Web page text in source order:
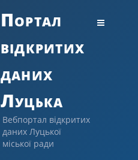
Портал
відкритих
даних
Луцька
Вебпортал відкритих
даних Луцької
міської ради